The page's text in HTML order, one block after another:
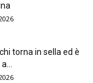
torna in sella ed è